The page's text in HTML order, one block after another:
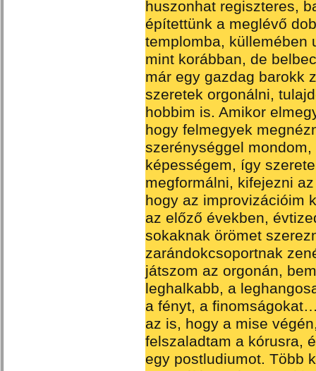
huszonhat regiszteres,
építettünk a meglévő
templomba, küllemében
mint korábban, de
már egy gazdag barokk
szeretek orgonálni,
hobbim is. Amikor
hogy felmegyek
szerénységgel
képességem, így
megformálni, kifejezni
hogy az improvizációim
az előző években,
sokaknak örömet
zarándokcsoportnak
játszom az orgonán,
leghalkabb, a
a fényt, a
az is, hogy a mise
felszaladtam a kórusra,
egy postludiumot. Több